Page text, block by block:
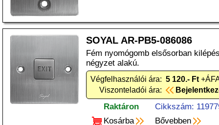
SOYAL AR-PB5-086086
Fém nyomógomb elsősorban
négyzet alakú.
Végfelhasználói ára: 5 120.- Ft
Viszonteladói ára:
Raktáron
Cikkszám:
Kosárba
Bővebben